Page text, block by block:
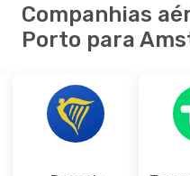
Companhias
Porto para